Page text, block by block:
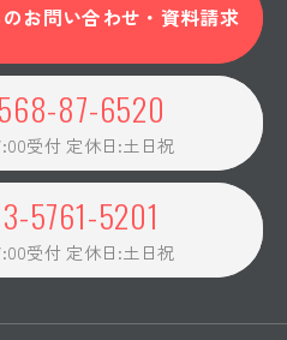
お問い合わせ・資料請求
87-6520
受付 定休日:土日祝
5761-5201
受付 定休日:土日祝